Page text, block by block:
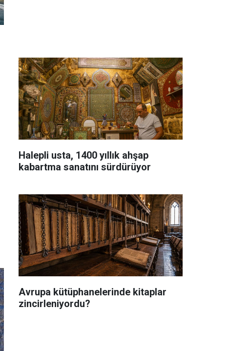
Halepli usta, 1400 yıllık ahşap
kabartma sanatını sürdürüyor
Avrupa kütüphanelerinde kitaplar
zincirleniyordu?